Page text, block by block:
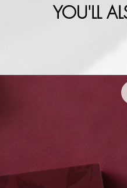
YOU'LL